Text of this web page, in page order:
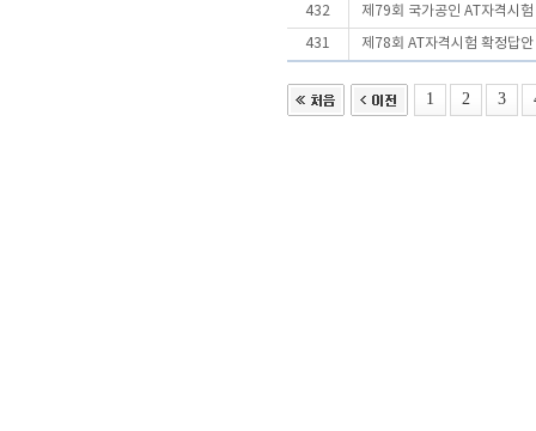
432 제79회 국가공인 AT자격시
431 제78회 AT자격시험 확정답
1 2 3